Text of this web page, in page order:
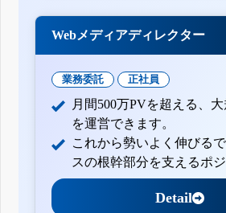
Webメディアディレクター
業務委託 正社員
月間500万PVを超える、
を運営できます。
これから勢いよく伸びる
スの根幹部分を支えるポジ
Detail